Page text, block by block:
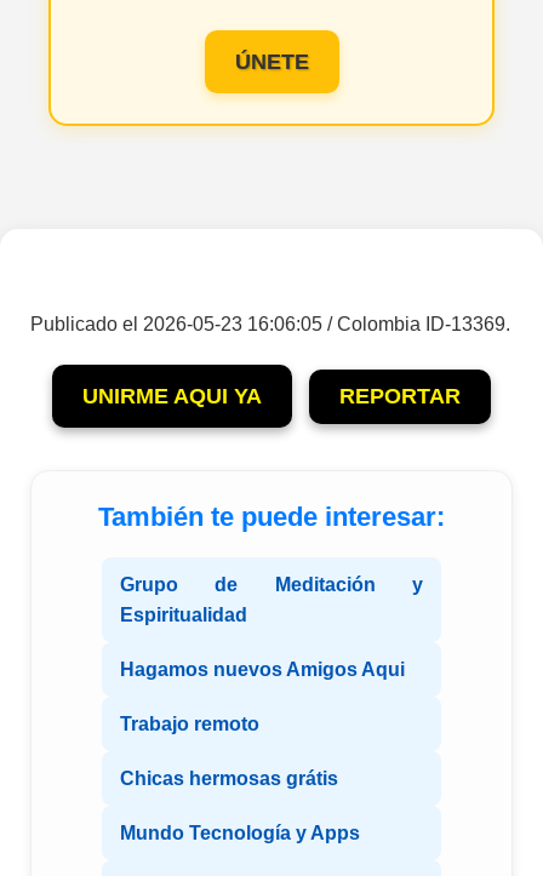
ÚNETE
Publicado el 2026-05-23 16:06:05 / Colombia ID-13369.
UNIRME AQUI YA REPORTAR
También te puede interesar:
Grupo de Meditación y
Espiritualidad
Hagamos nuevos Amigos Aqui
Trabajo remoto
Chicas hermosas grátis
Mundo Tecnología y Apps